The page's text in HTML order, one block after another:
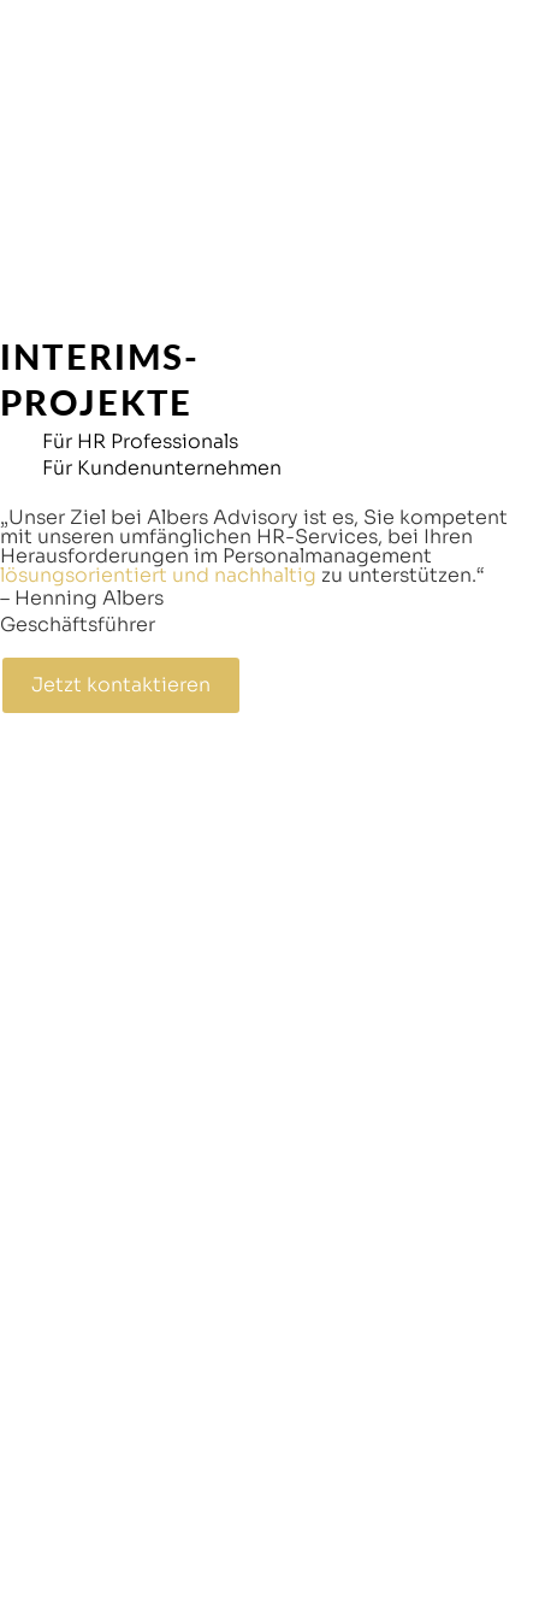
INTERIMS-
PROJEKTE
Für HR Professionals
Für Kundenunternehmen
„Unser Ziel bei Albers Advisory ist es, Sie kompetent
mit unseren umfänglichen HR-Services, bei Ihren
Herausforderungen im Personalmanagement
lösungsorientiert und nachhaltig zu unterstützen.“
– Henning Albers
Geschäftsführer
Jetzt kontaktieren